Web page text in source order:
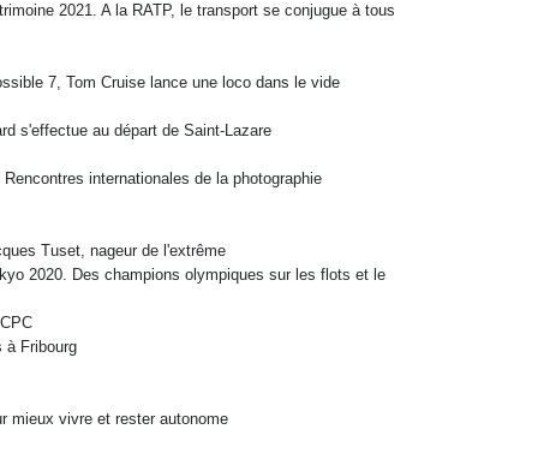
2021. A la RATP, le transport se conjugue à tous
7, Tom Cruise lance une loco dans le vide
s'effectue au départ de Saint-Lazare
internationales de la photographie
Tuset, nageur de l'extrême
2020. Des champions olympiques sur les flots et le
à Fribourg
mieux vivre et rester autonome